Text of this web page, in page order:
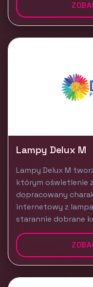
Lampy Delux M
Lampy Delux M
którym oświetlenie
dopracowany
internetowy z
starannie dobrane